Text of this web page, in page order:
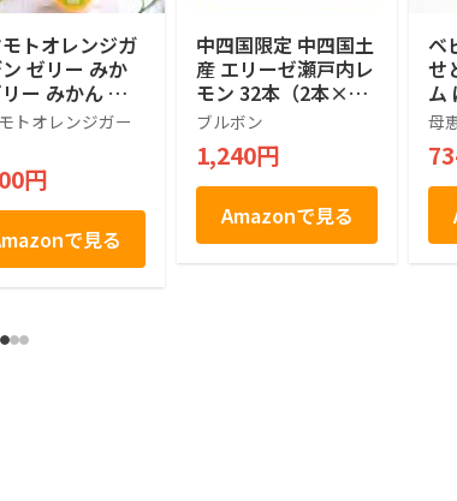
トオレンジガ
ゼリー みか
ー みかん ギ
愛媛産 寒天 100
チ 詰め合わせ
無香料 国産
用 フルーツ
化学添加物不
(4本)
トオレンジガー
円
で見る
中四国限定 中四国土
産 エリーゼ瀬戸内レ
モン 32本（2本×16
袋）
ブルボン
1,240円
Amazonで見る
ベ
せ
ム
暮
戸
き
ゼ
包
母